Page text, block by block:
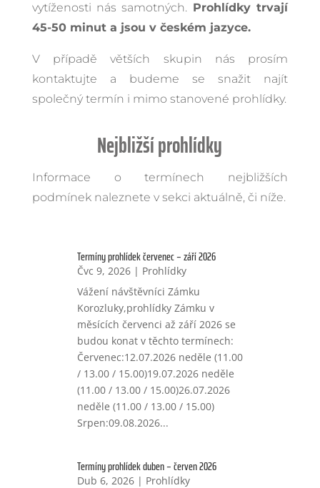
vytíženosti nás samotných. Prohlídky trvají
45-50 minut a jsou v českém jazyce.
V případě větších skupin nás prosím
kontaktujte a budeme se snažit najít
společný termín i mimo stanovené prohlídky.
Nejbližší prohlídky
Informace o termínech nejbližších
podmínek naleznete v sekci aktuálně, či níže.
Termíny prohlídek červenec – září 2026
Čvc 9, 2026| Prohlídky
Vážení návštěvníci Zámku
Korozluky,prohlídky Zámku v
měsících červenci až září 2026 se
budou konat v těchto termínech:
Červenec:12.07.2026 neděle (11.00
/ 13.00 / 15.00)19.07.2026 neděle
(11.00 / 13.00 / 15.00)26.07.2026
neděle (11.00 / 13.00 / 15.00)
Srpen:09.08.2026...
Termíny prohlídek duben – červen 2026
Dub 6, 2026| Prohlídky